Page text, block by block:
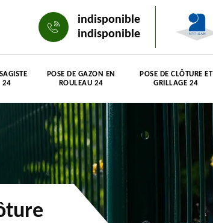
indisponible
indisponible
24
POSE DE GAZON EN
ROULEAU 24
POSE DE CLÔTURE ET
GRILLAGE 24